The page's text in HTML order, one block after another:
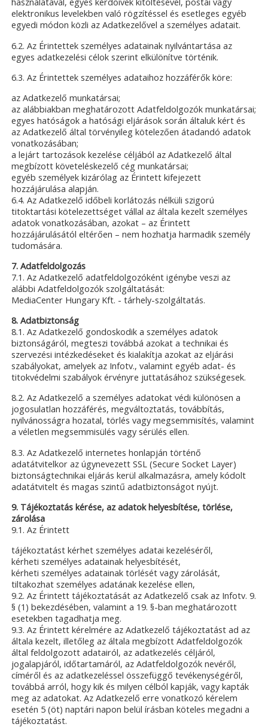
használatával, egyes kérdőívek kitöltésével, postai vagy
elektronikus levelekben való rögzítéssel és esetleges egyéb
egyedi módon közli az Adatkezelővel a személyes adatait.
6.2. Az Érintettek személyes adatainak nyilvántartása az
egyes adatkezelési célok szerint elkülönítve történik.
6.3. Az Érintettek személyes adataihoz hozzáférők köre:
az Adatkezelő munkatársai;
az alábbiakban meghatározott Adatfeldolgozók munkatársai;
egyes hatóságok a hatósági eljárások során általuk kért és
az Adatkezelő által törvényileg kötelezően átadandó adatok
vonatkozásában;
a lejárt tartozások kezelése céljából az Adatkezelő által
megbízott követeléskezelő cég munkatársai;
egyéb személyek kizárólag az Érintett kifejezett
hozzájárulása alapján.
6.4. Az Adatkezelő időbeli korlátozás nélküli szigorú
titoktartási kötelezettséget vállal az általa kezelt személyes
adatok vonatkozásában, azokat – az Érintett
hozzájárulásától eltérően – nem hozhatja harmadik személy
tudomására.
7. Adatfeldolgozás
7.1. Az Adatkezelő adatfeldolgozóként igénybe veszi az
alábbi Adatfeldolgozók szolgáltatását:
MediaCenter Hungary Kft. - tárhely-szolgáltatás.
8. Adatbiztonság
8.1. Az Adatkezelő gondoskodik a személyes adatok
biztonságáról, megteszi továbbá azokat a technikai és
szervezési intézkedéseket és kialakítja azokat az eljárási
szabályokat, amelyek az Infotv., valamint egyéb adat- és
titokvédelmi szabályok érvényre juttatásához szükségesek.
8.2. Az Adatkezelő a személyes adatokat védi különösen a
jogosulatlan hozzáférés, megváltoztatás, továbbítás,
nyilvánosságra hozatal, törlés vagy megsemmisítés, valamint
a véletlen megsemmisülés vagy sérülés ellen.
8.3. Az Adatkezelő internetes honlapján történő
adatátvitelkor az úgynevezett SSL (Secure Socket Layer)
biztonságtechnikai eljárás kerül alkalmazásra, amely kódolt
adatátvitelt és magas szintű adatbiztonságot nyújt.
9. Tájékoztatás kérése, az adatok helyesbítése, törlése,
zárolása
9.1. Az Érintett
tájékoztatást kérhet személyes adatai kezeléséről,
kérheti személyes adatainak helyesbítését,
kérheti személyes adatainak törlését vagy zárolását,
tiltakozhat személyes adatának kezelése ellen,
9.2. Az Érintett tájékoztatását az Adatkezelő csak az Infotv. 9.
§ (1) bekezdésében, valamint a 19. §-ban meghatározott
esetekben tagadhatja meg.
9.3. Az Érintett kérelmére az Adatkezelő tájékoztatást ad az
általa kezelt, illetőleg az általa megbízott Adatfeldolgozók
által feldolgozott adatairól, az adatkezelés céljáról,
jogalapjáról, időtartamáról, az Adatfeldolgozók nevéről,
címéről és az adatkezeléssel összefüggő tevékenységéről,
továbbá arról, hogy kik és milyen célból kapják, vagy kapták
meg az adatokat. Az Adatkezelő erre vonatkozó kérelem
esetén 5 (öt) naptári napon belül írásban köteles megadni a
tájékoztatást.